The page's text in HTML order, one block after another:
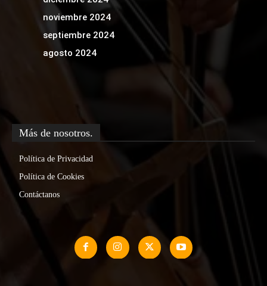
noviembre 2024
septiembre 2024
agosto 2024
Más de nosotros.
Política de Privacidad
Política de Cookies
Contáctanos